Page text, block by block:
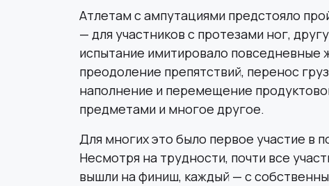
Атлетам с ампутациями предстояло
— для участников с протезами ног,
испытание имитировало повседневные
преодоление препятствий, перенос
наполнение и перемещение
предметами и многое другое.
Для многих это было первое участие в
Несмотря на трудности, почти все
вышли на финиш, каждый — с